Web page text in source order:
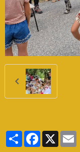
PartagerFacebook
X